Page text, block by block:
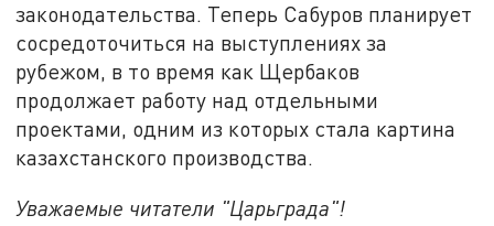
законодательства. Теперь Сабуров планирует
сосредоточиться на выступлениях за
рубежом, в то время как Щербаков
продолжает работу над отдельными
проектами, одним из которых стала картина
казахстанского производства.
Уважаемые читатели "Царьграда"!